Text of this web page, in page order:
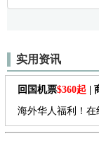
实用资讯
回国机票$360起 |
海外华人福利！